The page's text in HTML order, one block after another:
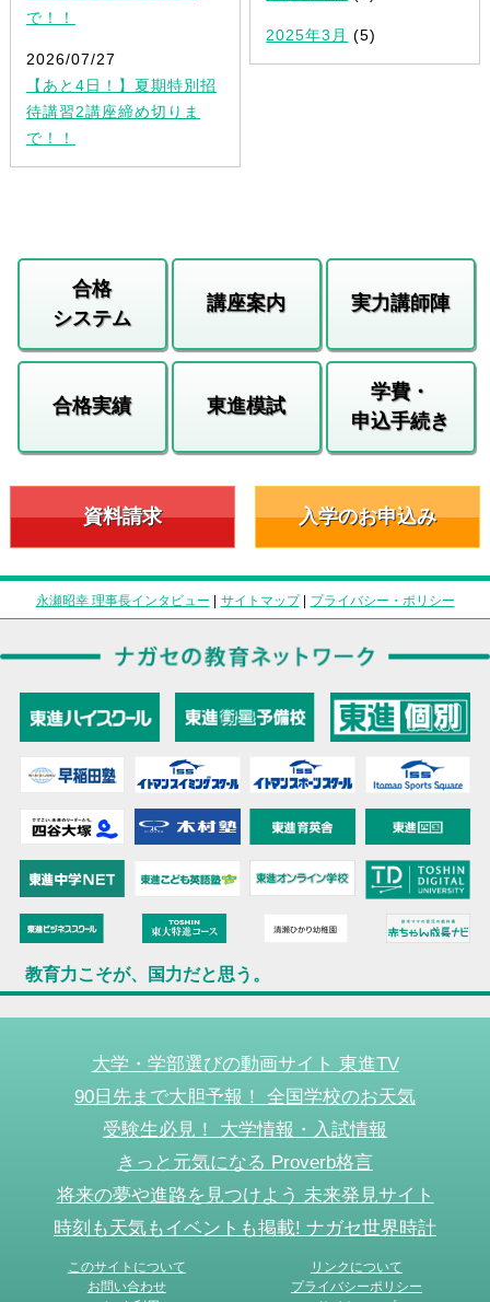
で！！
2026/07/27
【あと4日！】夏期特別招
待講習2講座締め切りま
で！！
2025年3月 (5)
合格
システム
講座案内 実力講師陣
合格実績 東進模試
学費・
申込手続き
資料請求 入学のお申込み
永瀬昭幸 理事長インタビュー サイトマップ| プライバシー・ポリシー
教育力こそが、国力だと思う。
大学・学部選びの動画サイト 東進TV
90日先まで大胆予報！ 全国学校のお天気
受験生必見！ 大学情報・入試情報
きっと元気になる Proverb格言
将来の夢や進路を見つけよう 未来発見サイト
時刻も天気もイベントも掲載! ナガセ世界時計
このサイトについて
リンクについて
お問い合わせ
プライバシーポリシー